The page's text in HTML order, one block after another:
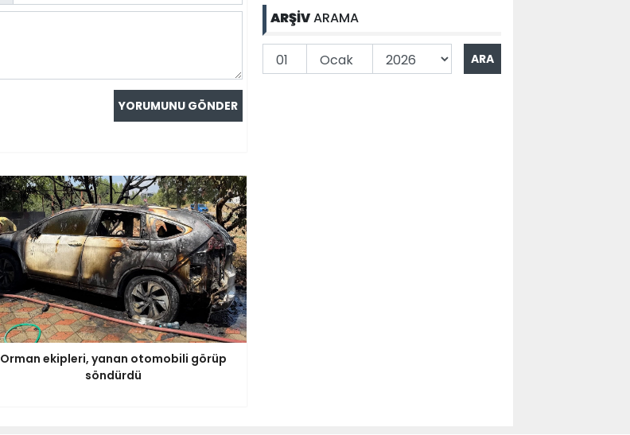
Orman ekipleri, yanan otomobili görüp
söndürdü
ARŞİVARAMA